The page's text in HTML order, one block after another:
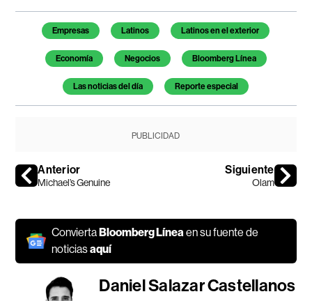
Temas de este artículo
Empresas Latinos Latinos en el exterior
Economía Negocios Bloomberg Línea
Las noticias del día Reporte especial
PUBLICIDAD
Anterior
Michael’s Genuine
Siguiente
Olam
ConviertaBloomberg Líneaen su fuente de
noticiasaquí
Daniel Salazar Castellanos